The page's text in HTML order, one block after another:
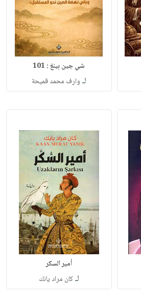
شي جين بينغ : 101
لـ وارف محمد قميحة
أمير السكر
لـكان مراد يانك